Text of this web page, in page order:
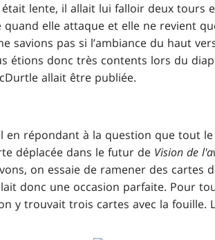
lente, il allait lui falloir deux tours
quand elle attaque et elle ne revient
savions pas si l’ambiance du haut
étions donc très contents lors du
allait être publiée.
en répondant à la question que tout
déplacée dans le futur de Vision de
on essaie de ramener des cartes
donc une occasion parfaite. Pour
y trouvait trois cartes avec la fouille.